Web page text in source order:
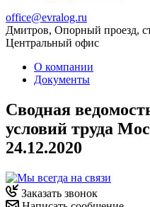
office@evralog.ru
Дмитров, Опорный проезд,
Центральный офис
О компании
Документы
Сводная
условий труда
24.12.2020
Заказать звонок